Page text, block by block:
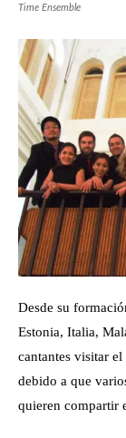
Time Ensemble
Desde su
Estonia, Italia,
cantantes visitar
debido a que
quieren compartir